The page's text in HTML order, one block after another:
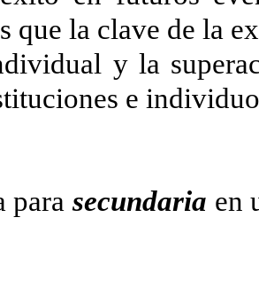
que la clave de la
y la
e
para secundaria en